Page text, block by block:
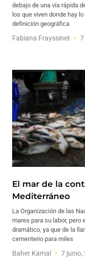
debajo de una vía rápida
los que viven donde hay
definición geográfica
Fabiana Frayssinet 7
El mar de la
Mediterráneo
La Organización de las
mares para su labor, pero
dramático, ya que de la
cementerio para miles
Baher Kamal 7 junio,